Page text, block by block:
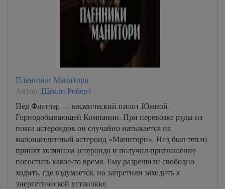
Пленники Манитори
Автор: Шекли Роберт
Нед Флетчер — космический пилот Южной
Горнодобывающей Компании. При перевозке руды из
пояса астероидов он случайно натыкается на
малонаселенный астероид «Манитори». Нед был тепло
принят хозяином астероида и получил приглашение
погостить какое-то время. Ему разрешили свободно
ходить, где вздумается, но запретили заходить к
энергетической установке.